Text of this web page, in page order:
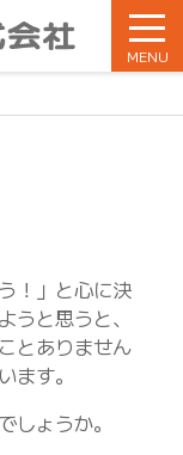
MENU
！」と心に決
うと思うと、
とありません
ます。
しょうか。